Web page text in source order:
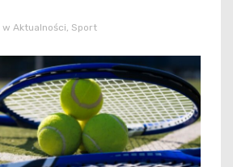
w Aktualności, Sport